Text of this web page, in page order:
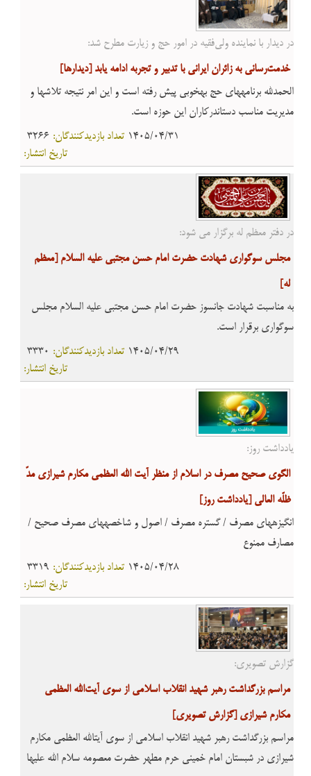
در دیدار با نماینده ولی‌فقیه در امور حج و زیارت مطرح شد:
خدمت‌رسانی به زائران ایرانی با تدبیر و تجربه ادامه یابد [ديدارها]
الحمدلله برنامههای حج بهخوبی پیش رفته است و این امر نتیجه تلاشها و
مدیریت مناسب دستاندرکاران این حوزه است.
3266 تعداد بازدیدکنندگان: 1405/04/31
تاریخ انتشار:
در دفتر معظم له برگزار می شود:
مجلس سوگواری شهادت حضرت امام حسن مجتبی علیه السلام [معظم
له]
به مناسبت شهادت جانسوز حضرت امام حسن مجتبی علیه السلام مجلس
سوگواری برقرار است.
3330 تعداد بازدیدکنندگان: 1405/04/29
تاریخ انتشار:
یادداشت روز:
الگوی صحیح مصرف در اسلام از منظر آیت الله العظمی مکارم شیرازی مدّ
ظلّه العالی [یادداشت روز]
انگیزههای مصرف / گستره مصرف / اصول و شاخصههای مصرف صحیح /
مصارف ممنوع
3319 تعداد بازدیدکنندگان: 1405/04/28
تاریخ انتشار:
گزارش تصویری:
مراسم بزرگداشت رهبر شهید انقلاب اسلامی از سوی آیت‌الله العظمی
مکارم شیرازی [گزارش تصویری]
مراسم بزرگداشت رهبر شهید انقلاب اسلامی از سوی آیتالله العظمی مکارم
شیرازی در شبستان امام خمینی حرم مطهر حضرت معصومه سلام الله علیها